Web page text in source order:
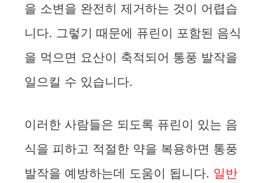
을 소변을 완전히 제거하는 것이 어렵습
니다. 그렇기 때문에 퓨린이 포함된 음식
을 먹으면 요산이 축적되어 통풍 발작을
일으킬 수 있습니다.
이러한 사람들은 되도록 퓨린이 있는 음
식을 피하고 적절한 약을 복용하면 통풍
발작을 예방하는데 도움이 됩니다. 일반